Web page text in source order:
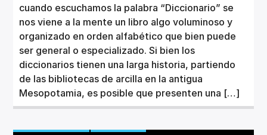
cuando escuchamos la palabra “Diccionario” se
nos viene a la mente un libro algo voluminoso y
organizado en orden alfabético que bien puede
ser general o especializado. Si bien los
diccionarios tienen una larga historia, partiendo
de las bibliotecas de arcilla en la antigua
Mesopotamia, es posible que presenten una […]